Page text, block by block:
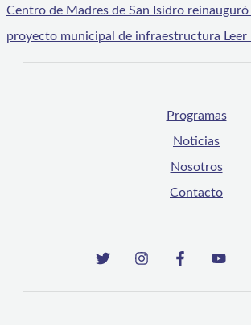
Centro de Madres de San Isidro reinauguró
proyecto municipal de infraestructura Leer
Programas
Noticias
Nosotros
Contacto